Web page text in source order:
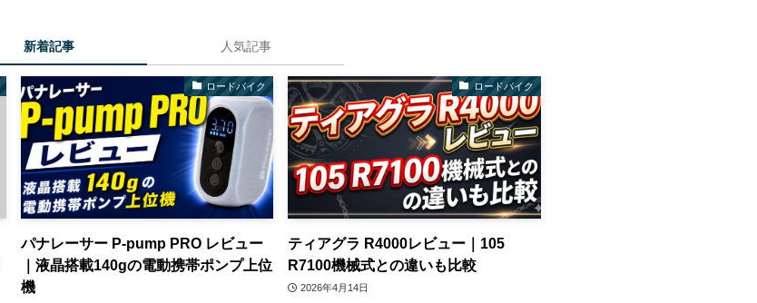
新着記事 人気記事
ロードバイク
パナレーサー P-pump PRO レビュー
｜液晶搭載140gの電動携帯ポンプ上位
機
ロードバイク
ティアグラ R4000レビュー｜105
R7100機械式との違いも比較
2026年4月14日